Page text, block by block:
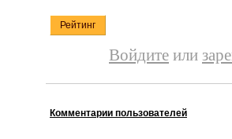
Войдитеили
Комментарии пользователей